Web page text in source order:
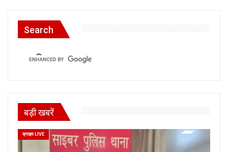
Search
बड़ी खबरें
क्राइम LIVE